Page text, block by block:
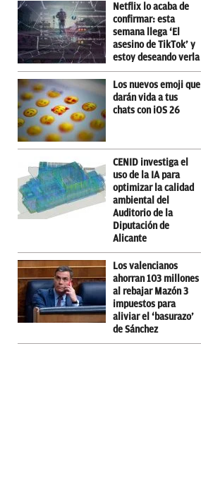
Netflix lo acaba de
confirmar: esta
semana llega ‘El
asesino de TikTok’ y
estoy deseando verla
Los nuevos emoji que
darán vida a tus
chats con iOS 26
CENID investiga el
uso de la IA para
optimizar la calidad
ambiental del
Auditorio de la
Diputación de
Alicante
Los valencianos
ahorran 103 millones
al rebajar Mazón 3
impuestos para
aliviar el ‘basurazo’
de Sánchez